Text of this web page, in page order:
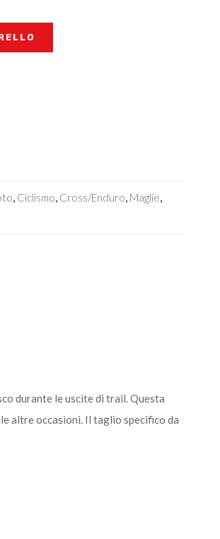
Ciclismo Cross/Enduro Maglie
durante le uscite di trail. Questa
altre occasioni. Il taglio specifico da